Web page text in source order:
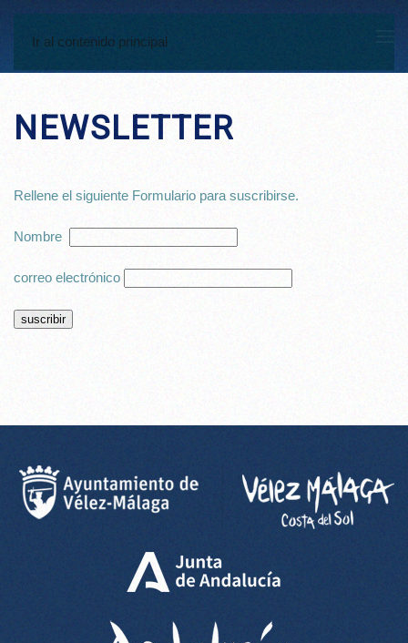
Ir al contenido principal
NEWSLETTER
Rellene el siguiente Formulario para suscribirse.
Nombre
correo electrónico